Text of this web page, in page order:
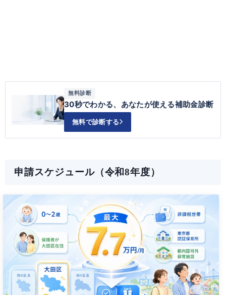
無料診断
30秒でわかる、あなたが使える補助金診断
無料で診断する
申請スケジュール（令和8年度）